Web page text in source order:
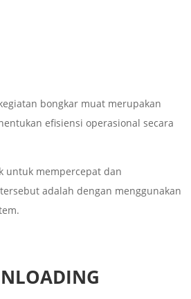
bongkar muat merupakan
efisiensi operasional secara
untuk mempercepat dan
adalah dengan menggunakan